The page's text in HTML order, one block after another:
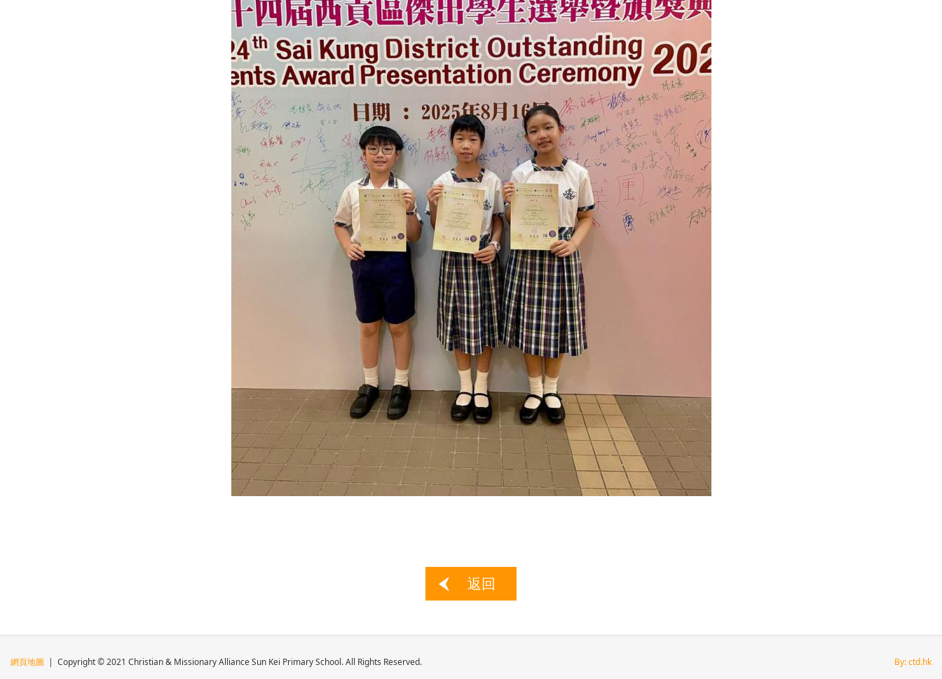
返回
網頁地圖 | Copyright © 2021 Christian & Missionary Alliance Sun Kei Primary School. All Rights Reserved. By: ctd.hk